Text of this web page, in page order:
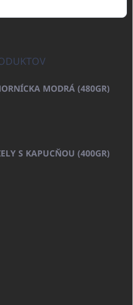
MODRÁ (480GR)
S KAPUCŇOU (400GR)